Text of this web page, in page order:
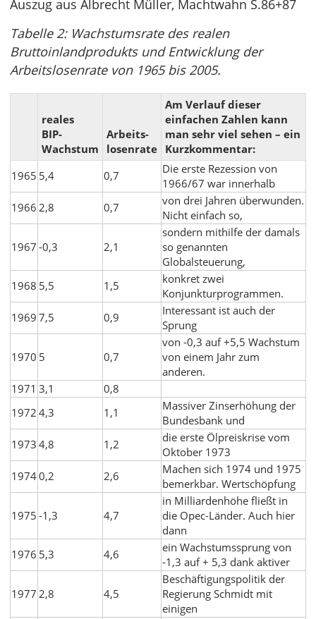
Auszug aus Albrecht Müller, Machtwahn S.86+87
Tabelle 2: Wachstumsrate des realen
Bruttoinlandprodukts und Entwicklung der
Arbeitslosenrate von 1965 bis 2005.
reales
BIP-
Wachstum
Arbeits-
losenrate
Am Verlauf dieser
einfachen Zahlen kann
man sehr viel sehen – ein
Kurzkommentar:
1965 5,4 0,7
Die erste Rezession von
1966/67 war innerhalb
1966 2,8 0,7
von drei Jahren überwunden.
Nicht einfach so,
1967 -0,3 2,1
sondern mithilfe der damals
so genannten
Globalsteuerung,
1968 5,5 1,5
konkret zwei
Konjunkturprogrammen.
1969 7,5 0,9
Interessant ist auch der
Sprung
1970 5 0,7
von -0,3 auf +5,5 Wachstum
von einem Jahr zum
anderen.
1971 3,1
0,8
1972 4,3 1,1
Massiver Zinserhöhung der
Bundesbank und
1973 4,8 1,2
die erste Ölpreiskrise vom
Oktober 1973
19740,2 2,6
Machen sich 1974 und 1975
bemerkbar. Wertschöpfung
1975 -1,3 4,7
in Milliardenhöhe fließt in
die Opec-Länder. Auch hier
dann
1976 5,3 4,6
ein Wachstumssprung von
-1,3 auf + 5,3 dank aktiver
1977 2,8 4,5
Beschäftigungspolitik der
Regierung Schmidt mit
einigen